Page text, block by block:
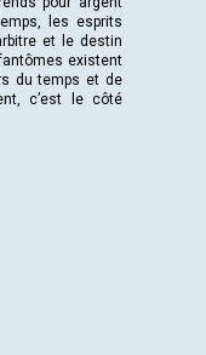
les esprits
et le destin
existent
du temps et de
c’est le côté